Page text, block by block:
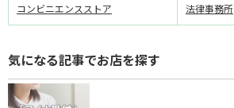
コンビニエンスストア
法律事務所
気になる記事でお店を探す